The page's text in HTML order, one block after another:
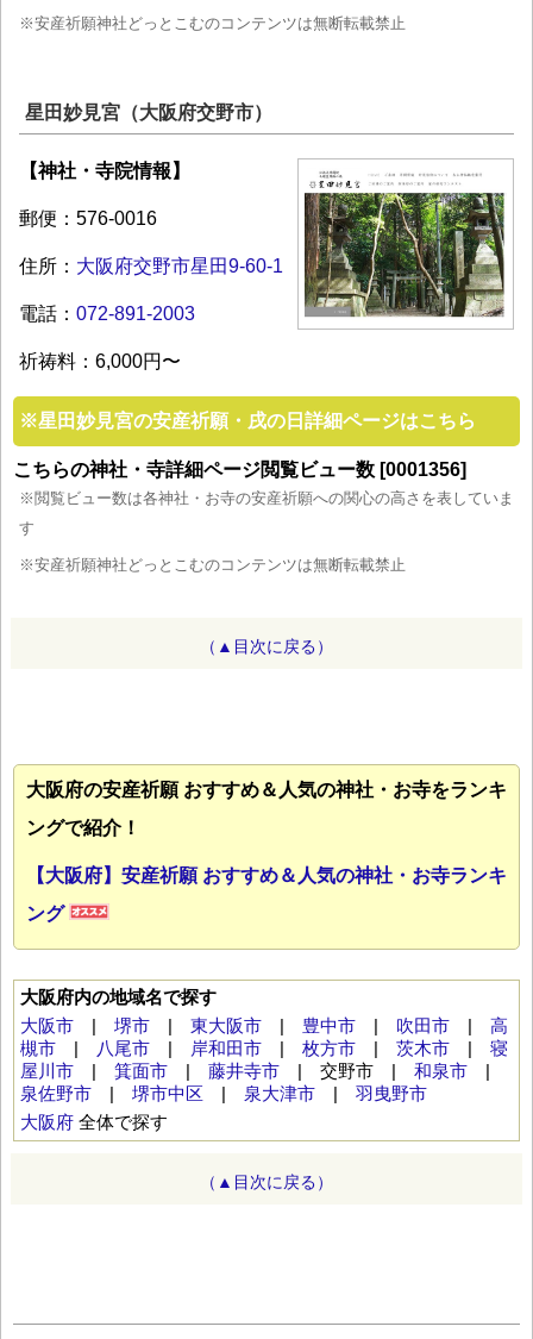
※安産祈願神社どっとこむのコンテンツは無断転載禁止
星田妙見宮（大阪府交野市）
【神社・寺院情報】
郵便：576-0016
住所： 大阪府交野市星田9-60-1
電話： 072-891-2003
祈祷料：6,000円〜
※星田妙見宮の安産祈願・戌の日詳細ページはこちら
こちらの神社・寺詳細ページ閲覧ビュー数 [0001356]
※閲覧ビュー数は各神社・お寺の安産祈願への関心の高さを表していま
す
※安産祈願神社どっとこむのコンテンツは無断転載禁止
（▲目次に戻る）
大阪府の安産祈願 おすすめ＆人気の神社・お寺をランキ
ングで紹介！
【大阪府】安産祈願 おすすめ＆人気の神社・お寺ランキ
ング
大阪府内の地域名で探す
大阪市 | 堺市 | 東大阪市 | 豊中市 | 吹田市 | 高
槻市 | 八尾市 | 岸和田市 | 枚方市 | 茨木市 | 寝
屋川市 | 箕面市 | 藤井寺市 | 交野市 | 和泉市 |
泉佐野市 | 堺市中区 | 泉大津市 | 羽曳野市
大阪府 全体で探す
（▲目次に戻る）